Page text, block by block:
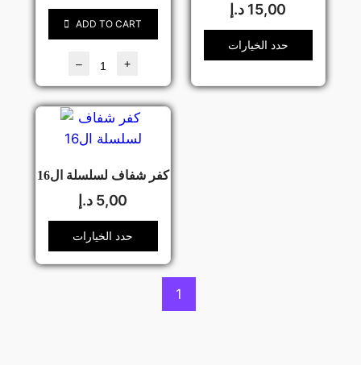
ADD TO CART
– +
15,00 د.إ
حدد الخيارات
كفر شفاف لسلسلة ال16
5,00 د.إ
حدد الخيارات
1